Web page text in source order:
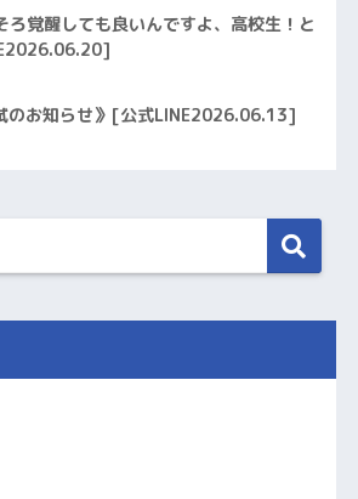
ろ覚醒しても良いんですよ、高校生！と
のお知らせ》[公式LINE2026.06.13]